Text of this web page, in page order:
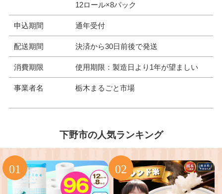
12ロール×8パック
申込期間 通年受付
配送期間 決済から30日前後で発送
消費期限 使用期限：製造日より1年が望ましい
事業者名 栃木まるごと市場
下野市の人気ランキング